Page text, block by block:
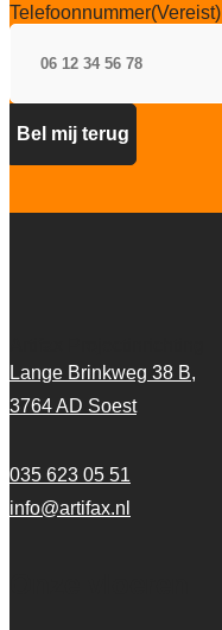
Project gebruik
Telefoonnummer(Vereist)
Lange Brinkweg 38 B,
3764 AD Soest
035 623 05 51
info@artifax.nl